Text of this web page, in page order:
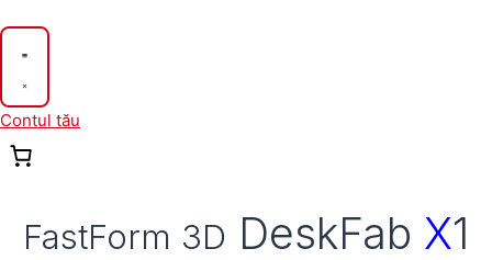
to
content
Contul tău
FastForm 3D DeskFab X1